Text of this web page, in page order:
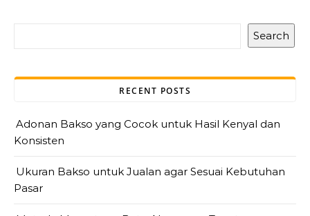
Search
RECENT POSTS
Adonan Bakso yang Cocok untuk Hasil Kenyal dan
Konsisten
Ukuran Bakso untuk Jualan agar Sesuai Kebutuhan
Pasar